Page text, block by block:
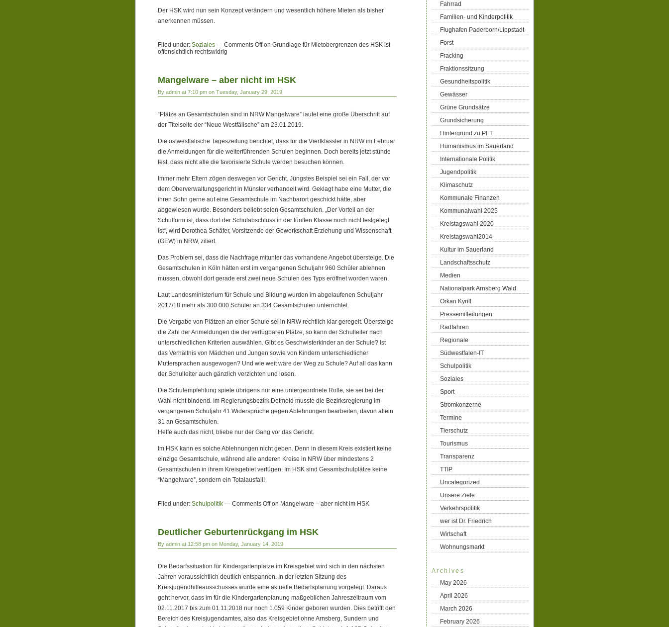
Der HSK wird nun sein Konzept verändern und wesentlich höhere Mieten als bisher
anerkennen müssen.
Filed under: Soziales — Comments Offon Grundlage für Mietobergrenzen des HSK ist
offensichtlich rechtswidrig
Mangelware – aber nicht im HSK
By admin at 7:10 pm on Tuesday, January 29, 2019
“Plätze an Gesamtschulen sind in NRW Mangelware” lautet eine große Überschrift auf
der Titelseite der “Neue Westfälische” am 23.01.2019.
Die ostwestfälische Tageszeitung berichtet, dass für die Viertklässler in NRW im Februar
die Anmeldungen für die weiterführenden Schulen beginnen. Doch bereits jetzt stünde
fest, dass nicht alle die favorisierte Schule werden besuchen können.
Immer mehr Eltern zögen deswegen vor Gericht. Jüngstes Beispiel sei ein Fall, der vor
dem Oberverwaltungsgericht in Münster verhandelt wird. Geklagt habe eine Mutter, die
ihren Sohn gerne auf eine Gesamtschule im Nachbarort geschickt hätte, aber
abgewiesen wurde. Besonders beliebt seien Gesamtschulen. „Der Vorteil an der
Schulform ist, dass dort der Schulabschluss in der fünften Klasse noch nicht festgelegt
ist“, wird Dorothea Schäfer, Vorsitzende der Gewerkschaft Erziehung und Wissenschaft
(GEW) in NRW, zitiert.
Das Problem sei, dass die Nachfrage mitunter das vorhandene Angebot übersteige. Die
Gesamtschulen in Köln hätten erst im vergangenen Schuljahr 960 Schüler ablehnen
müssen, obwohl dort gerade erst zwei neue Schulen des Typs eröffnet worden waren.
Laut Landesministerium für Schule und Bildung wurden im abgelaufenen Schuljahr
2017/18 mehr als 300.000 Schüler an 334 Gesamtschulen unterrichtet.
Die Vergabe von Plätzen an einer Schule sei in NRW rechtlich klar geregelt. Übersteige
die Zahl der Anmeldungen die der verfügbaren Plätze, so kann der Schulleiter nach
unterschiedlichen Kriterien auswählen. Gibt es Geschwisterkinder an der Schule? Ist
das Verhältnis von Mädchen und Jungen sowie von Kindern unterschiedlicher
Muttersprachen ausgewogen? Und wie weit wäre der Weg zu Schule? Auf all das kann
der Schulleiter auch gänzlich verzichten und losen.
Die Schulempfehlung spiele übrigens nur eine untergeordnete Rolle, sie sei bei der
Wahl nicht bindend. Im Regierungsbezirk Detmold musste die Bezirksregierung im
vergangenen Schuljahr 41 Widersprüche gegen Ablehnungen bearbeiten, davon allein
31 an Gesamtschulen.
Helfe auch das nicht, bliebe nur der Gang vor das Gericht.
Im HSK kann es solche Ablehnungen nicht geben. Denn in diesem Kreis existiert keine
einzige Gesamtschule, während alle anderen Kreise in NRW über mindestens 2
Gesamtschulen in ihrem Kreisgebiet verfügen. Im HSK sind Gesamtschulplätze keine
“Mangelware”, sondern ein Totalausfall!
Filed under: Schulpolitik — Comments Offon Mangelware – aber nicht im HSK
Deutlicher Geburtenrückgang im HSK
By admin at 12:58 pm on Monday, January 14, 2019
Die Bedarfssituation für Kindergartenplätze im Kreisgebiet wird sich in den nächsten
Jahren voraussichtlich deutlich entspannen. In der letzten Sitzung des
Kreisjugendhilfeausschusses wurde eine aktuelle Bedarfsplanung vorgelegt. Daraus
geht hervor, dass im für die Kindergartenplanung maßgeblichen Jahreszeitraum vom
02.11.2017 bis zum 01.11.2018 nur noch 1.059 Kinder geboren wurden. Dies betrifft den
Bereich des Kreisjugendamtes, also das Kreisgebiet ohne Arnsberg, Sundern und
Fahrrad
Familien- und Kinderpolitik
Flughafen Paderborn/Lippstadt
Forst
Fracking
Fraktionssitzung
Gesundheitspolitik
Gewässer
Grüne Grundsätze
Grundsicherung
Hintergrund zu PFT
Humanismus im Sauerland
Internationale Politik
Jugendpolitik
Klimaschutz
Kommunale Finanzen
Kommunalwahl 2025
Kreistagswahl 2020
Kreistagswahl2014
Kultur im Sauerland
Landschaftsschutz
Medien
Nationalpark Arnsberg Wald
Orkan Kyrill
Pressemitteilungen
Radfahren
Regionale
Südwestfalen-IT
Schulpolitik
Soziales
Sport
Stromkonzerne
Termine
Tierschutz
Tourismus
Transparenz
TTIP
Uncategorized
Unsere Ziele
Verkehrspolitik
wer ist Dr. Friedrich
Wirtschaft
Wohnungsmarkt
Archives
May 2026
April 2026
March 2026
February 2026